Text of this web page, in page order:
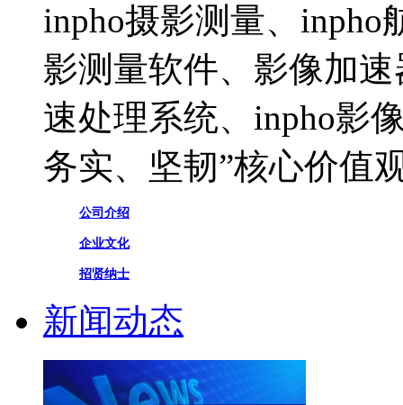
inpho摄影测量、inpho
影测量软件、影像加
速处理系统、inpho影
务实、坚韧”核心价值
公司介绍
企业文化
招贤纳士
新闻动态